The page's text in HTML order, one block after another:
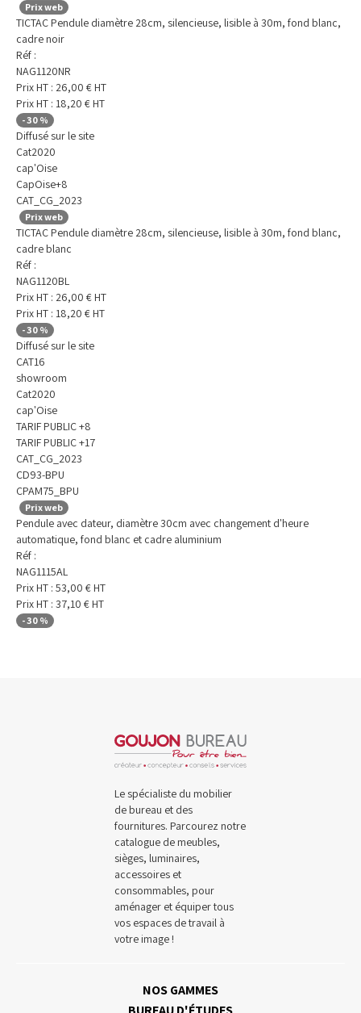
Prix web
TICTAC Pendule diamètre 28cm, silencieuse, lisible à 30m, fond blanc,
cadre noir
Réf :
NAG1120NR
Prix HT : 26,00 € HT
Prix HT : 18,20 € HT
-30 %
Diffusé sur le site
Cat2020
cap'Oise
CapOise+8
CAT_CG_2023
Prix web
TICTAC Pendule diamètre 28cm, silencieuse, lisible à 30m, fond blanc,
cadre blanc
Réf :
NAG1120BL
Prix HT : 26,00 € HT
Prix HT : 18,20 € HT
-30 %
Diffusé sur le site
CAT16
showroom
Cat2020
cap'Oise
TARIF PUBLIC +8
TARIF PUBLIC +17
CAT_CG_2023
CD93-BPU
CPAM75_BPU
Prix web
Pendule avec dateur, diamètre 30cm avec changement d'heure
automatique, fond blanc et cadre aluminium
Réf :
NAG1115AL
Prix HT : 53,00 € HT
Prix HT : 37,10 € HT
-30 %
Le spécialiste du mobilier
de bureau et des
fournitures. Parcourez notre
catalogue de meubles,
sièges, luminaires,
accessoires et
consommables, pour
aménager et équiper tous
vos espaces de travail à
votre image !
NOS GAMMES